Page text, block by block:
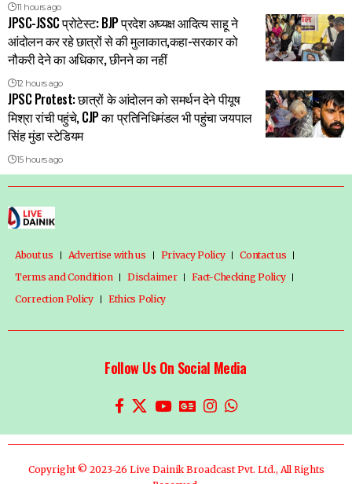
11 hours ago
JPSC-JSSC प्रोटेस्ट: BJP प्रदेश अघ्यक्ष आदित्य साहू ने
आंदोलन कर रहे छात्रों से की मुलाकात,कहा-सरकार को
नौकरी देने का अधिकार, छीनने का नहीं
12 hours ago
JPSC Protest: छात्रों के आंदोलन को समर्थन देने पीयूष
मिश्रा रांची पहुंचे, CJP का प्रतिनिधिमंडल भी पहुंचा जयपाल
सिंह मुंडा स्टेडियम
15 hours ago
About us Advertise with us Privacy Policy
Contact us
Terms and Condition
Disclaimer
Fact-Checking Policy
Correction Policy
Ethics Policy
Follow Us On Social Media
Copyright © 2023-26 Live Dainik Broadcast Pvt. Ltd., All Rights